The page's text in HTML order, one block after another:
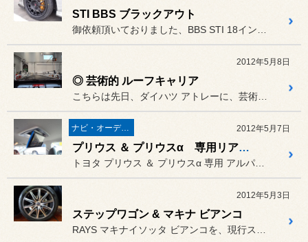
STI BBS ブラックアウト
2012年5月8日
◎ 芸術的 ルーフキャリア
ナビ・オーディオ・電装品 2012年5月7日
プリウス ＆ プリウスα 専用リアモニター
2012年5月3日
ステップワゴン & マキナ ビアンコ